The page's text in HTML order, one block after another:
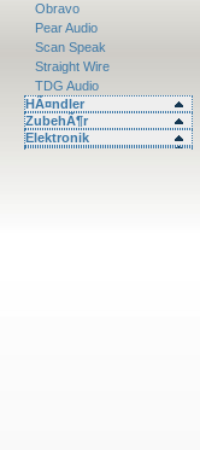
Obravo
Pear Audio
Scan Speak
Straight Wire
TDG Audio
HÃ¤ndler
ZubehÃ¶r
Elektronik